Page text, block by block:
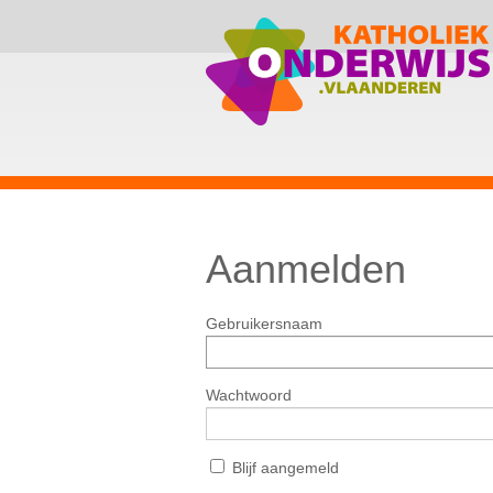
Aanmelden
Gebruikersnaam
Wachtwoord
Blijf aangemeld